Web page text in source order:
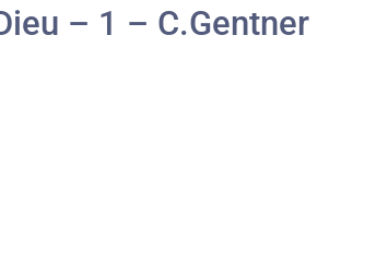
– 1 – C.Gentner